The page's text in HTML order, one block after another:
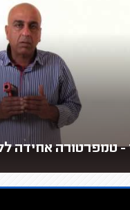
- טמפרטורה אחידה